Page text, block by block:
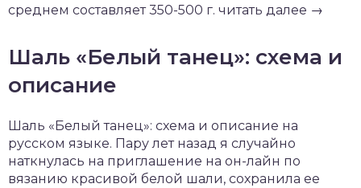
среднем составляет 350-500 г. читать далее →
Шаль «Белый танец»: схема и
описание
Шаль «Белый танец»: схема и описание на
русском языке. Пару лет назад я случайно
наткнулась на приглашение на он-лайн по
вязанию красивой белой шали, сохранила ее